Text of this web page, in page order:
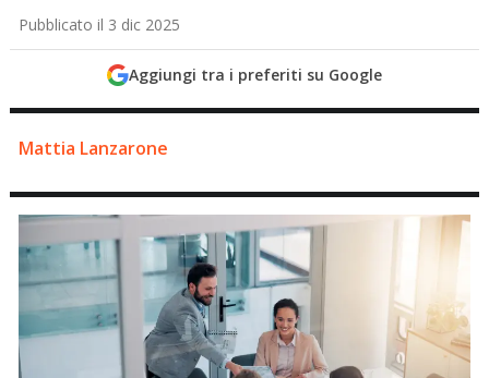
Pubblicato il 3 dic 2025
Aggiungi tra i preferiti su Google
Mattia Lanzarone